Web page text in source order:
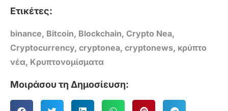
Ετικέτες:
binance, Bitcoin, Blockchain, Crypto Nea,
Cryptocurrency, cryptonea, cryptonews, κρύπτο
νέα, Κρυπτονομίσματα
Μοιράσου τη Δημοσίευση: